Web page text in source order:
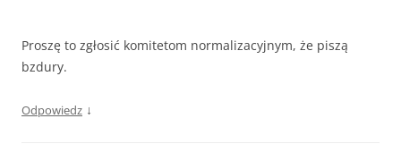
Proszę to zgłosić komitetom normalizacyjnym, że piszą
bzdury.
Odpowiedz ↓